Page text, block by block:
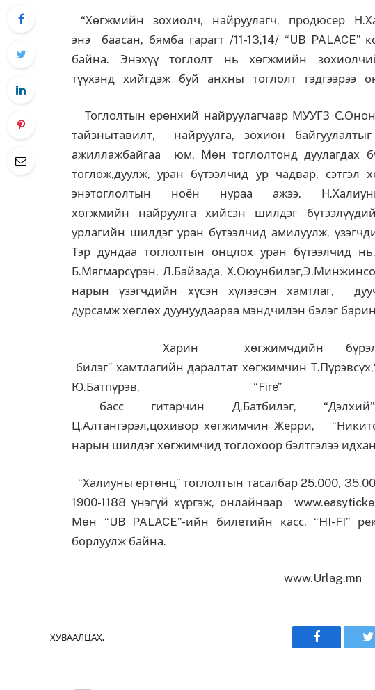
“Хөгжмийн зохиолч, найруулагч, продюсер
энэ баасан, бямба гарагт /11-13,14/ “UB
байна. Энэхүү тоглолт нь хөгжмийн
түүхэнд хийгдэж буй анхны тоглолт гэдгээрээ
Тоглолтын ерөнхий найруулагчаар МУУГЗ
тайзнытавилт, найруулга, зохион
ажиллажбайгаа юм. Мөн тоглолтонд дуулагдах
тоглож,дуулж, уран бүтээлчид ур чадвар, сэтгэл
энэтоглолтын ноён нураа ажээ.
хөгжмийн найруулга хийсэн шилдэг
урлагийн шилдэг уран бүтээлчид амилуулж,
Тэр дундаа тоглолтын онцлох уран бүтээлчид
Б.Мягмарсүрэн, Л.Байзада,
нарын үзэгчдийн хүсэн хүлээсэн хамтлаг,
дурсамж хөглөх дуунуудаараа мэндчилэн бэлэг
Харин хөгжимчдийн
билэг” хамтлагийн даралтат хөгжимчин
Ю.Батпүрэв,
басс гитарчин Д.Батбилэг,
Ц.Алтангэрэл,цохивор хөгжимчин Жерри,
нарын шилдэг хөгжимчид тоглохоор бэлтгэлээ
“Халиуны ертөнц” тоглолтын тасалбар 25.000,
1900-1188 үнэгүй хүргэж, онлайнаар
Мөн “UB PALACE”-ийн билетийн касс, “HI-FI”
борлуулж байна.
www.Urlag.mn
ХУВААЛЦАХ.
Facebook